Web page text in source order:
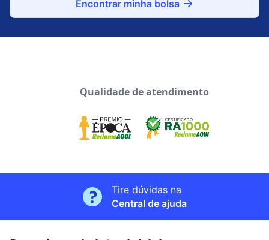
Encontrar minha bolsa
Qualidade de atendimento
Tire dúvidas na
Central de ajuda